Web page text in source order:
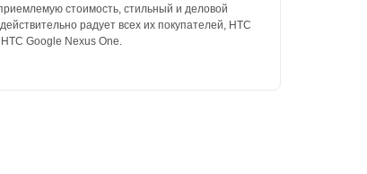
стоимость, стильный и деловой
радует всех их покупателей, HTC
Google Nexus One.